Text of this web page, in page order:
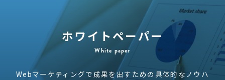
ホワイトペーパー
White paper
Webマーケティングで成果を出すための 具体的なノウハ